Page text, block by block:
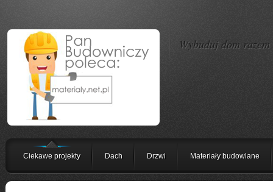
Wybuduj dom
Ciekawe projekty Dach Drzwi Materiały budowlane